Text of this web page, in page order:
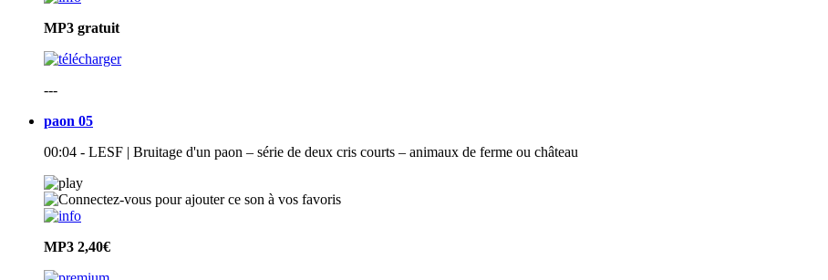
MP3 gratuit
---
paon 05
00:04 - LESF | Bruitage d'un paon – série de deux cris courts – animaux de ferme ou château
MP3 2,40€